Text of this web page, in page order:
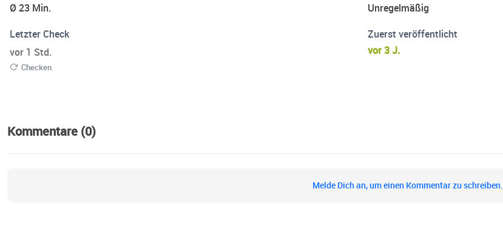
Ø 23 Min.
Unregelmäßig
Letzter Check
vor 1 Std.
Checken
Zuerst veröffentlicht
vor 3 J.
Kommentare (0)
Melde Dich an, um einen Kommentar zu schreiben.